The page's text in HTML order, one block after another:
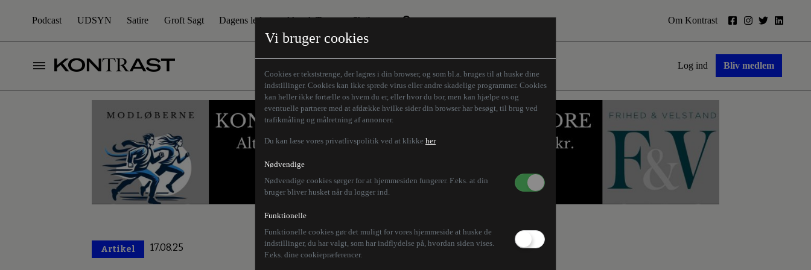
Vi bruger cookies
Cookies er tekststrenge, der lagres i din browser, og som bl.a. bruges til at huske dine
indstillinger. Cookies kan ikke sprede virus eller andre skadelige programmer. Cookies
kan heller ikke fortælle os hvem du er, eller hvor du bor, men kan hjælpe os og
eventuelle partnere med at afdække hvilke sider din browser har besøgt, til brug ved
trafikmåling og målretning af annoncer.
Du kan læse vores privatlivspolitik ved at klikke her
Nødvendige
Nødvendige cookies sørger for at hjemmesiden fungerer. F.eks. at din
bruger bliver husket når du logger ind.
Funktionelle
Funktionelle cookies gør det muligt for vores hjemmeside at huske de
indstillinger, du har valgt, som har indflydelse på, hvordan siden vises.
F.eks. dine cookiepræferencer.
Podcast UDSYN Satire Groft Sagt Dagens leder Aktuelt Tema
Den borgelige brille
Humaniora forfra
Store Danskere
Skribenter
Z-aksen
Om Kontrast
Log ind Bliv medlem
Artikel 17.08.25